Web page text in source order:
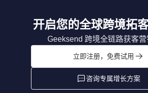
开启您的全球跨境拓
Geeksend 跨境全链路获客营
立即注册，免费试用
咨询专属增长方案